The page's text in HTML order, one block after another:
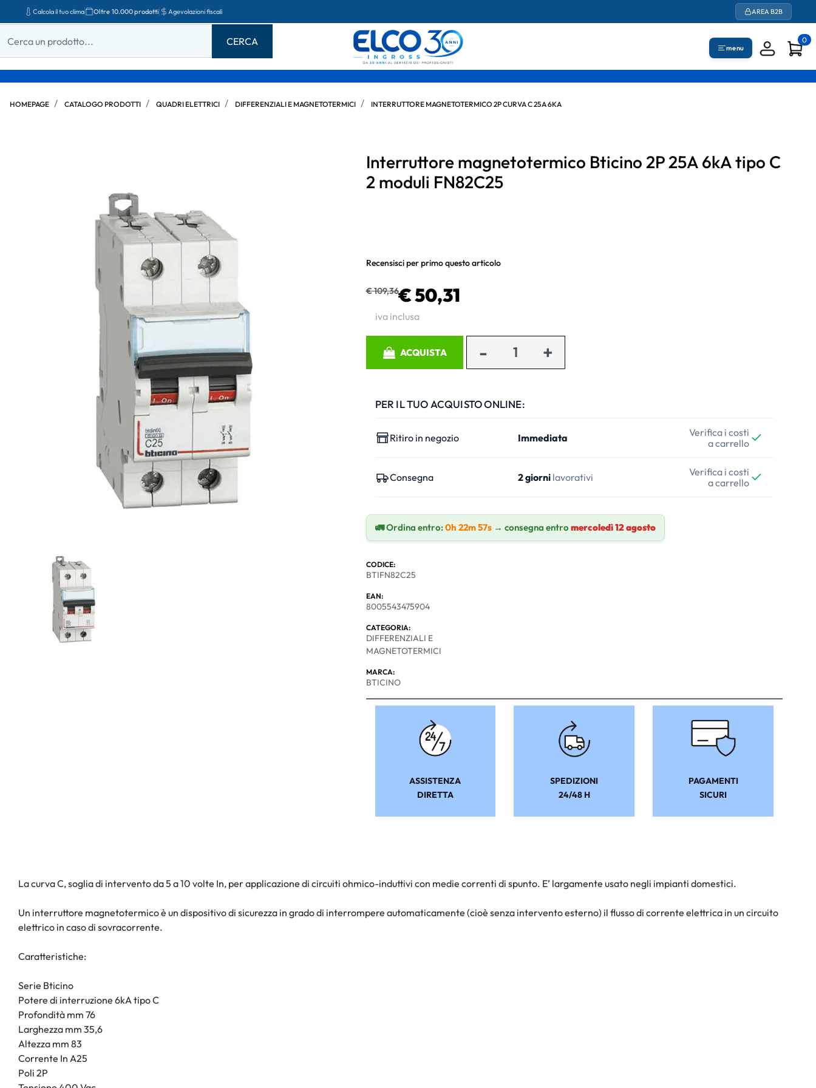
Calcola il tuo clima Oltre 10.000 prodotti Agevolazioni fiscali AREA B2B
menu
0
HOMEPAGE CATALOGO PRODOTTI QUADRI ELETTRICI DIFFERENZIALI E MAGNETOTERMICI INTERRUTTORE MAGNETOTERMICO 2P CURVA C 25A 6KA
Interruttore magnetotermico Bticino 2P 25A 6kA tipo C
2 moduli FN82C25
Recensisci per primo questo articolo
€ 109,36€ 50,31
iva inclusa
ACQUISTA
PER IL TUO ACQUISTO ONLINE:
Ritiro in negozio Immediata
Verifica i costi
a carrello
Consegna 2 giornilavorativi
Verifica i costi
a carrello
🚛 Ordina entro:0h 22m 56s → consegna entromercoledì 12 agosto
CODICE:
BTIFN82C25
EAN:
8005543475904
CATEGORIA:
DIFFERENZIALI E
MAGNETOTERMICI
MARCA:
BTICINO
ASSISTENZA
DIRETTA
SPEDIZIONI
24/48 H
PAGAMENTI
SICURI
La curva C, soglia di intervento da 5 a 10 volte In, per applicazione di circuiti ohmico-induttivi con medie correnti di spunto. E’ largamente usato negli impianti domestici.
Un interruttore magnetotermico è un dispositivo di sicurezza in grado di interrompere automaticamente (cioè senza intervento esterno) il flusso di corrente elettrica in un circuito
elettrico in caso di sovracorrente.
Caratteristiche:
Serie Bticino
Potere di interruzione 6kA tipo C
Profondità mm 76
Larghezza mm 35,6
Altezza mm 83
Corrente In A25
Poli 2P